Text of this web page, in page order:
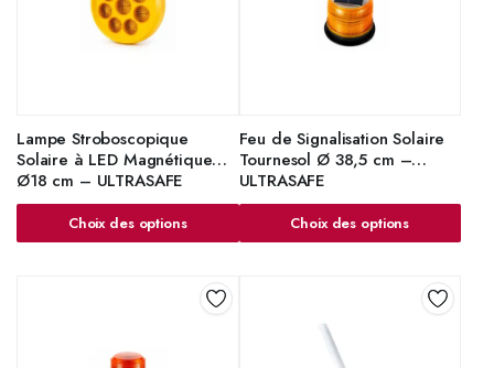
Lampe Stroboscopique
Solaire à LED Magnétique
Ø18 cm – ULTRASAFE
Choix des options
Feu de Signalisation Solaire
Tournesol Ø 38,5 cm –
ULTRASAFE
Choix des options